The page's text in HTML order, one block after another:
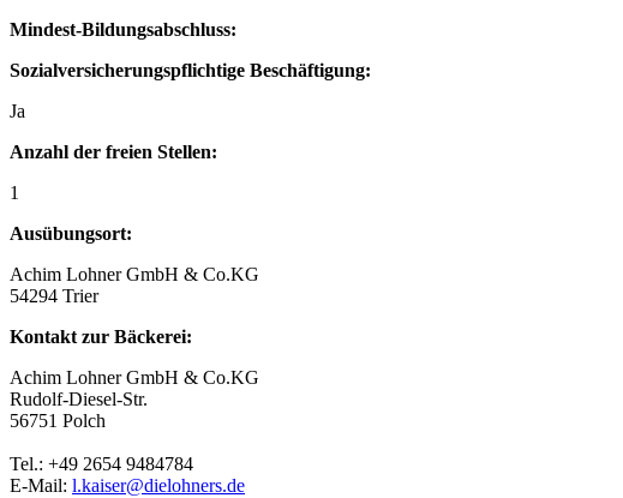
Mindest-Bildungsabschluss:
Sozialversicherungspflichtige Beschäftigung:
Ja
Anzahl der freien Stellen:
1
Ausübungsort:
Achim Lohner GmbH & Co.KG
54294 Trier
Kontakt zur Bäckerei:
Achim Lohner GmbH & Co.KG
Rudolf-Diesel-Str.
56751 Polch
Tel.: +49 2654 9484784
E-Mail: l.kaiser@dielohners.de